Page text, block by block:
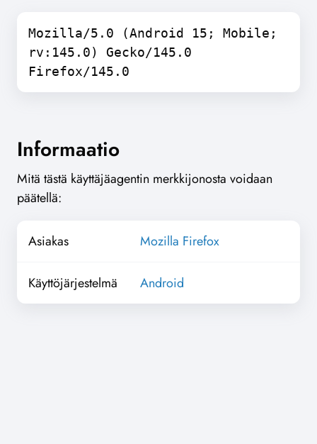
Mozilla/5.0 (Android 15; Mobile;
rv:145.0) Gecko/145.0
Firefox/145.0
Informaatio
Mitä tästä käyttäjäagentin merkkijonosta voidaan
päätellä:
Asiakas Mozilla Firefox
Käyttöjärjestelmä Android